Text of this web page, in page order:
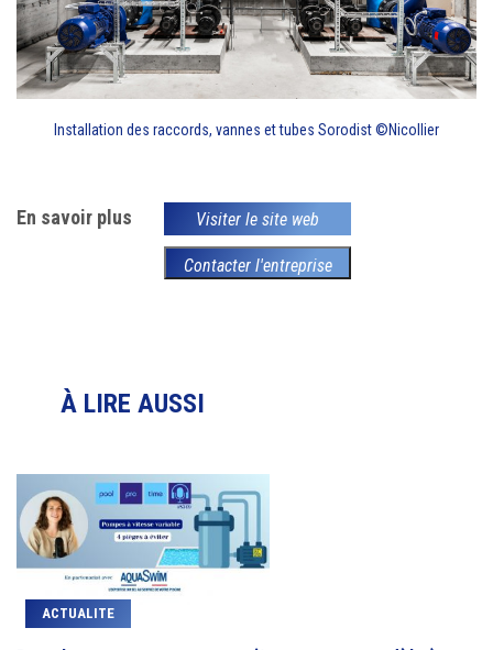
Installation des raccords, vannes et tubes Sorodist ©Nicollier
En savoir plus Visiter le site web
Contacter l'entreprise
À LIRE AUSSI
ACTUALITE